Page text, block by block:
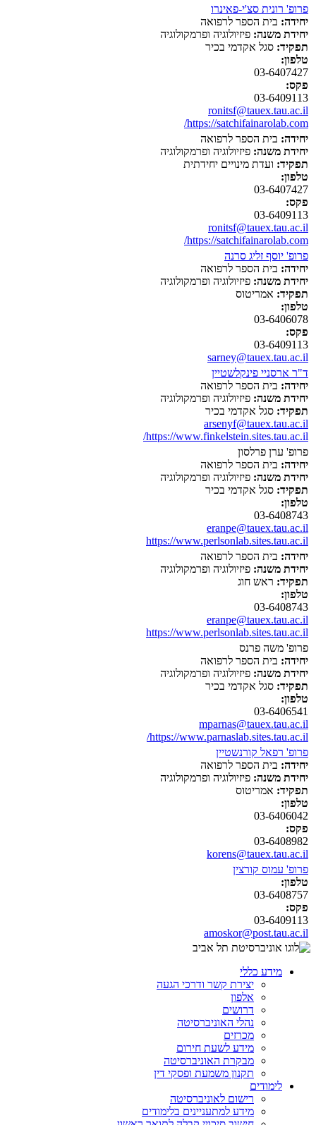
פרופ' רונית סצ'י-פאינרו
יחידה: בית הספר לרפואה
יחידת משנה: פיזיולוגיה ופרמקולוגיה
תפקיד: סגל אקדמי בכיר
טלפון:
03-6407427
פקס:
03-6409113
ronitsf@tauex.tau.ac.il
https://satchifainarolab.com/
יחידה: בית הספר לרפואה
יחידת משנה: פיזיולוגיה ופרמקולוגיה
תפקיד: ועדת מינויים יחידתית
טלפון:
03-6407427
פקס:
03-6409113
ronitsf@tauex.tau.ac.il
https://satchifainarolab.com/
פרופ' יוסף זליג סרנה
יחידה: בית הספר לרפואה
יחידת משנה: פיזיולוגיה ופרמקולוגיה
תפקיד: אמריטוס
טלפון:
03-6406078
פקס:
03-6409113
sarney@tauex.tau.ac.il
ד"ר ארסניי פינקלשטיין
יחידה: בית הספר לרפואה
יחידת משנה: פיזיולוגיה ופרמקולוגיה
תפקיד: סגל אקדמי בכיר
arsenyf@tauex.tau.ac.il
https://www.finkelstein.sites.tau.ac.il/
פרופ' ערן פרלסון
יחידה: בית הספר לרפואה
יחידת משנה: פיזיולוגיה ופרמקולוגיה
תפקיד: סגל אקדמי בכיר
טלפון:
03-6408743
eranpe@tauex.tau.ac.il
https://www.perlsonlab.sites.tau.ac.il
יחידה: בית הספר לרפואה
יחידת משנה: פיזיולוגיה ופרמקולוגיה
תפקיד: ראש חוג
טלפון:
03-6408743
eranpe@tauex.tau.ac.il
https://www.perlsonlab.sites.tau.ac.il
פרופ' משה פרנס
יחידה: בית הספר לרפואה
יחידת משנה: פיזיולוגיה ופרמקולוגיה
תפקיד: סגל אקדמי בכיר
טלפון:
03-6406541
mparnas@tauex.tau.ac.il
https://www.parnaslab.sites.tau.ac.il/
פרופ' רפאל קורנשטיין
יחידה: בית הספר לרפואה
יחידת משנה: פיזיולוגיה ופרמקולוגיה
תפקיד: אמריטוס
טלפון:
03-6406042
פקס:
03-6408982
korens@tauex.tau.ac.il
פרופ' עמוס קורצין
טלפון:
03-6408757
פקס:
03-6409113
amoskor@post.tau.ac.il
מידע כללי
יצירת קשר ודרכי הגעה
אלפון
דרושים
נהלי האוניברסיטה
מכרזים
מידע לשעת חירום
מבקרת האוניברסיטה
תקנון משמעת ופסקי דין
לימודים
רישום לאוניברסיטה
מידע למתעניינים בלימודים